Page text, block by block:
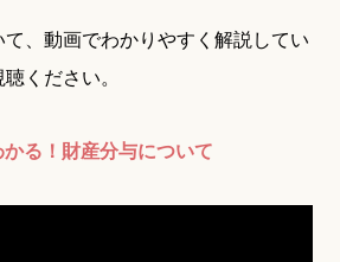
て、動画でわかりやすく解説してい
ください。
る！財産分与について